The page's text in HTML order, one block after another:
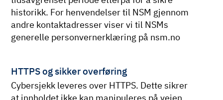
historikk. For henvendelser til NSM gjennom
andre kontaktadresser viser vi til NSMs
generelle personvernerklæring på nsm.no
HTTPS og sikker overføring
Cybersjekk leveres over HTTPS. Dette sikrer
at innholdet ikke kan manipuleres på veien